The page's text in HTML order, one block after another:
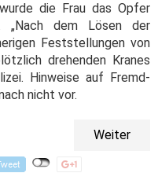
die Frau das Opfer
„Nach dem Lösen der
Feststellungen von
drehenden Kranes
Hinweise auf Fremd-
nicht vor.
Weiter